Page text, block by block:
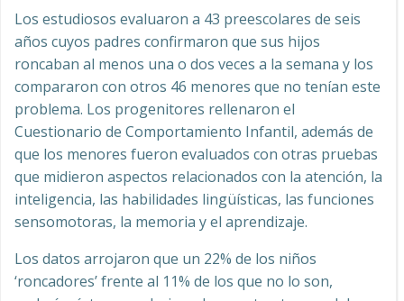
Los estudiosos evaluaron a 43 preescolares de seis
años cuyos padres confirmaron que sus hijos
roncaban al menos una o dos veces a la semana y los
compararon con otros 46 menores que no tenían este
problema. Los progenitores rellenaron el
Cuestionario de Comportamiento Infantil, además de
que los menores fueron evaluados con otras pruebas
que midieron aspectos relacionados con la atención, la
inteligencia, las habilidades lingüísticas, las funciones
sensomotoras, la memoria y el aprendizaje.
Los datos arrojaron que un 22% de los niños
‘roncadores’ frente al 11% de los que no lo son,